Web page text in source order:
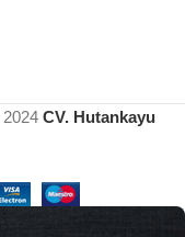
2024 CV. Hutankayu